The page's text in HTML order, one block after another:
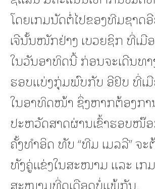
ໂດຍເກມນັດຕໍ່ໄປຂອງທີມຊາດ
ເຈີນັ້ນໜັກຢ່າງ ເບວຍຊິກ ທີ່ເມື
ໃນວັນອາທິດນີ້ ກ່ອນຈະເດີນທ
ຮອບແບ່ງກຸ່ມພົບກັບ ອີຢິບ ທີ່ເມື
ໃນອາທິດໜ້າ ຊຶ່ງຫາກຕ້ອງກາ
ປະຫວັດສາດຜ່ານເຂົ້າຮອບໜ໊ອ
ຄັ້ງທຳອິດ ທັບ “ທີມ ເມລລີ” ຈ
ທັງຄູ່ແຂ່ງໃນສະໜາມ ແລະ ເກ
ສະໜາມທີ່ດຸເດືອດບໍ່ແພ້ກັນ.